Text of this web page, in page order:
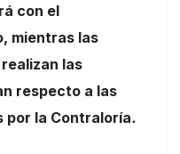
con el
mientras las
las
respecto a las
por la Contraloría.